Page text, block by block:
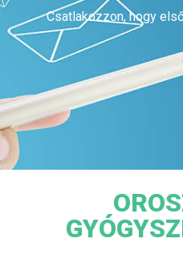
Csatlakozzon, hogy